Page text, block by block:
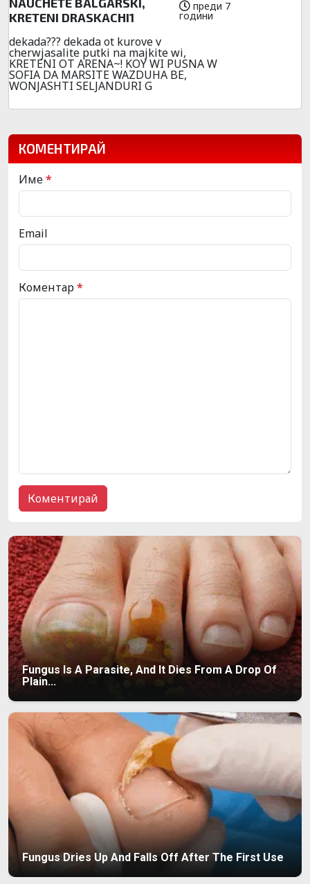
KRETENI DRASKACHI1
преди 7
години
dekada??? dekada ot kurove v
cherwjasalite putki na majkite wi,
KRETENI OT ARENA~! KOY WI PUSNA W
SOFIA DA MARSITE WAZDUHA BE,
WONJASHTI SELJANDURI G
КОМЕНТИРАЙ
Име*
Email
Коментар*
Fungus Is A Parasite, And It Dies From A Drop Of
Plain...
Fungus Dries Up And Falls Off After The First Use